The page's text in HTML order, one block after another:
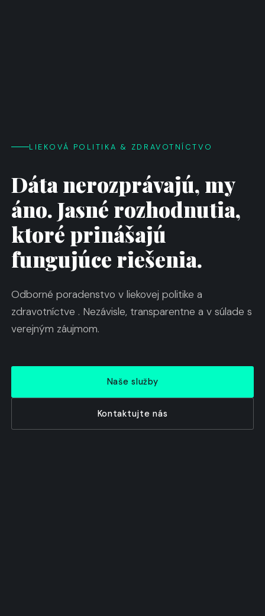
LIEKOVÁ POLITIKA & ZDRAVOTNÍCTVO
Dáta nerozprávajú, my
áno. Jasné rozhodnutia,
ktoré prinášajú
fungujúce riešenia.
Odborné poradenstvo v liekovej politike a
zdravotníctve . Nezávisle, transparentne a v súlade s
verejným záujmom.
Naše služby
Kontaktujte nás